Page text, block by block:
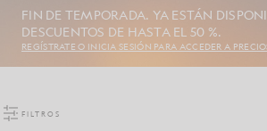
FIN DE TEMPORADA. YA ESTÁN
DESCUENTOS DE HASTA EL 50 %.
REGÍSTRATE O INICIA SESIÓN PARA ACCEDER A
FILTROS